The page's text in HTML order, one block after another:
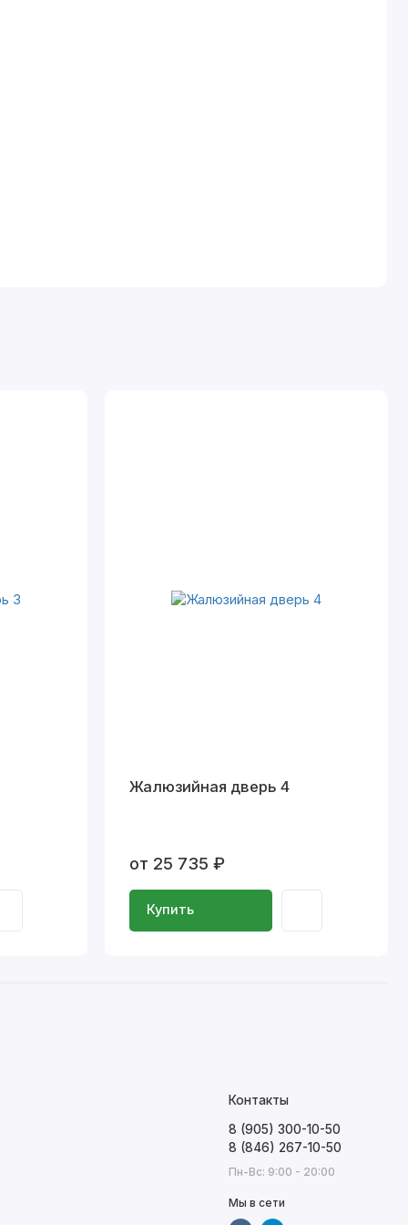
Жалюзийная дверь 4
от 25 735 ₽
Купить
Контакты
8 (905) 300-10-50
8 (846) 267-10-50
Пн-Вс: 9:00 - 20:00
Мы в сети